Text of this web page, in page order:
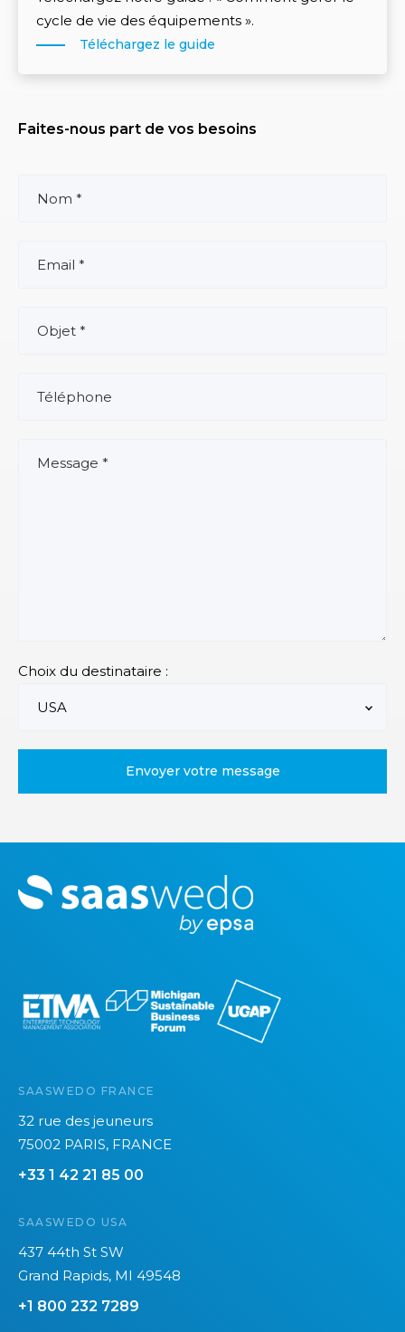
cycle de vie des équipements ».
Téléchargez le guide
Faites-nous part de vos besoins
Choix du destinataire :
M
o
SAASWEDO FRANCE
32 rue des jeuneurs
75002 PARIS, FRANCE
+33 1 42 21 85 00
SAASWEDO USA
437 44th St SW
Grand Rapids, MI 49548
+1 800 232 7289